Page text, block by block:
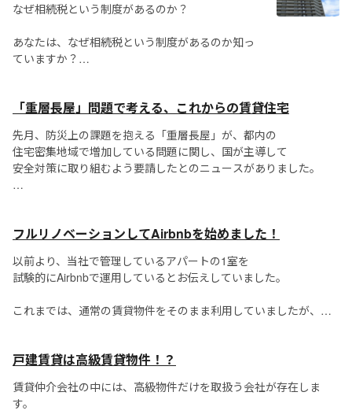
...
なぜ相続税という制度があるのか？
あなたは、なぜ相続税という制度があるのか知っ
ていますか？
富によって格差社会ができてしまったため、その
を全員に再分配しよう、という機能があるので
す。...
「重層長屋」問題で考える、これからの賃貸住宅
先月、防災上の課題を抱える「重層長屋」が、都内の
住宅密集地域で増加している問題に関し、国が主導して
安全対策に取り組むよう要請したとのニュースがありました。
フルリノベーションしてAirbnbを始めました！
以前より、当社で管理しているアパートの1室を
試験的にAirbnbで運用しているとお伝えしていました。
これまでは、通常の賃貸物件をそのまま利用していましたが、
戸建賃貸は高級賃貸物件！？
賃貸仲介会社の中には、高級物件だけを取扱う会社が存在しま
す。